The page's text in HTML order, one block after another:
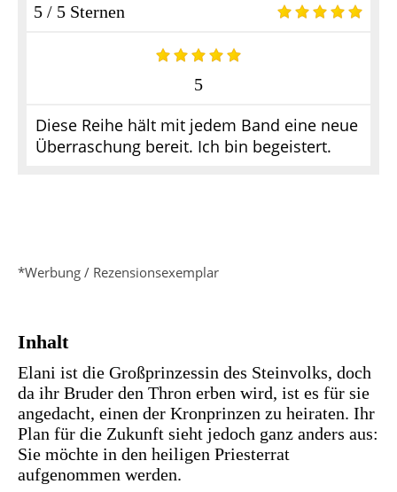
5 / 5 Sternen
5
Diese Reihe hält mit jedem Band eine neue
Überraschung bereit. Ich bin begeistert.
*Werbung / Rezensionsexemplar
Inhalt
Elani ist die Großprinzessin des Steinvolks, doch
da ihr Bruder den Thron erben wird, ist es für sie
angedacht, einen der Kronprinzen zu heiraten. Ihr
Plan für die Zukunft sieht jedoch ganz anders aus:
Sie möchte in den heiligen Priesterrat
aufgenommen werden.